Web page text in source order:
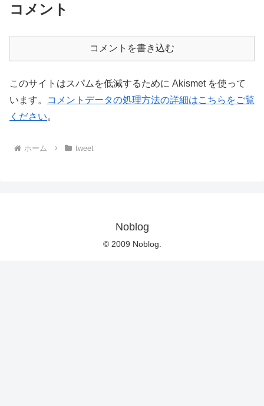
コメント
コメントを書き込む
このサイトはスパムを低減するために Akismet を使って
います。
コメントデータの処理方法の詳細はこちらをご覧
ください。
ホーム tweet
Noblog
© 2009 Noblog.